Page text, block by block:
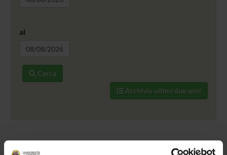
al
Cerca
Archivio ultimi due anni